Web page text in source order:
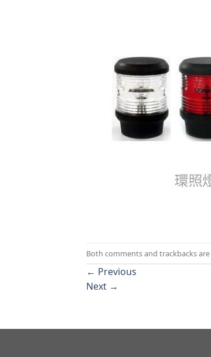
Both comments and trackbacks
← Previous
Next →